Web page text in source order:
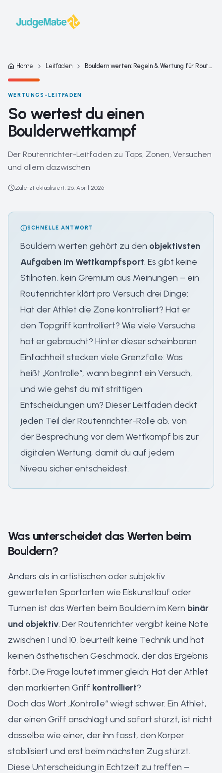
Home Leitfäden Bouldern werten: Regeln & Wertung für Routenrichter
WERTUNGS-LEITFADEN
So wertest du einen
Boulderwettkampf
Der Routenrichter-Leitfaden zu Tops, Zonen, Versuchen
und allem dazwischen
Zuletzt aktualisiert: 26. April 2026
SCHNELLE ANTWORT
Bouldern werten gehört zu den objektivsten
Aufgaben im Wettkampfsport. Es gibt keine
Stilnoten, kein Gremium aus Meinungen – ein
Routenrichter klärt pro Versuch drei Dinge:
Hat der Athlet die Zone kontrolliert? Hat er
den Topgriff kontrolliert? Wie viele Versuche
hat er gebraucht? Hinter dieser scheinbaren
Einfachheit stecken viele Grenzfälle: Was
heißt „Kontrolle“, wann beginnt ein Versuch,
und wie gehst du mit strittigen
Entscheidungen um? Dieser Leitfaden deckt
jeden Teil der Routenrichter-Rolle ab, von
der Besprechung vor dem Wettkampf bis zur
digitalen Wertung, damit du auf jedem
Niveau sicher entscheidest.
Was unterscheidet das Werten beim
Bouldern?
Anders als in artistischen oder subjektiv
gewerteten Sportarten wie Eiskunstlauf oder
Turnen ist das Werten beim Bouldern im Kern binär
und objektiv. Der Routenrichter vergibt keine Note
zwischen 1 und 10, beurteilt keine Technik und hat
keinen ästhetischen Geschmack, der das Ergebnis
färbt. Die Frage lautet immer gleich: Hat der Athlet
den markierten Griff kontrolliert?
Doch das Wort „Kontrolle“ wiegt schwer. Ein Athlet,
der einen Griff anschlägt und sofort stürzt, ist nicht
dasselbe wie einer, der ihn fasst, den Körper
stabilisiert und erst beim nächsten Zug stürzt.
Diese Unterscheidung in Echtzeit zu treffen –